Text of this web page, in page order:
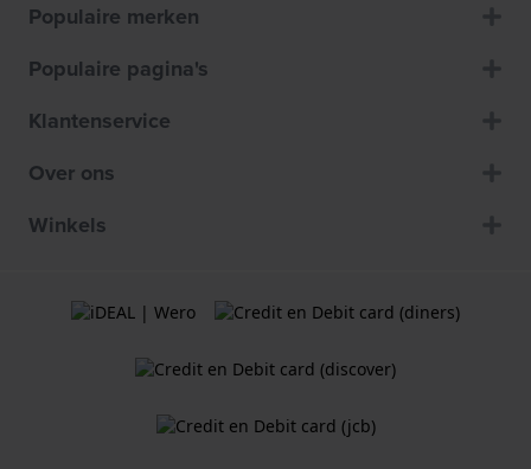
Populaire merken
Populaire pagina's
Klantenservice
Over ons
Winkels